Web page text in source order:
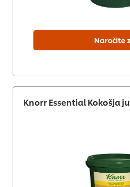
Naročite
Knorr Essential Kokošja